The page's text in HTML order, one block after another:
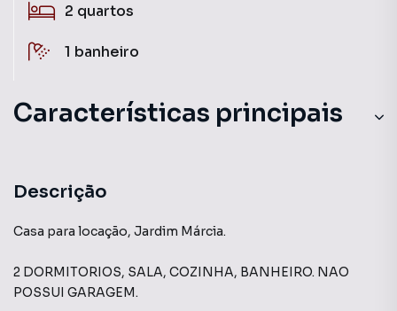
2 quartos
1 banheiro
Características principais
Descrição
Casa para locação, Jardim Márcia.
2 DORMITORIOS, SALA, COZINHA, BANHEIRO. NAO
POSSUI GARAGEM.